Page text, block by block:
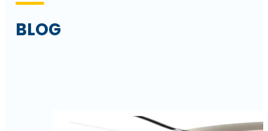
BLOG